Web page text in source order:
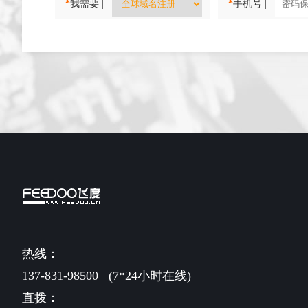
*我需要 | *手机号 |
热线：
137-831-98500
(7*24小时在线)
直拨：